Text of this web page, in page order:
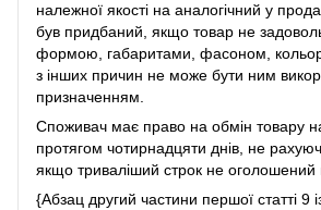
належної якості на аналогічний у
був придбаний, якщо товар не
формою, габаритами, фасоном,
з інших причин не може бути ним
призначенням.
Споживач має право на обмін товару
протягом чотирнадцяти днів, не
якщо триваліший строк не оголошений
{Абзац другий частини першої статті 9